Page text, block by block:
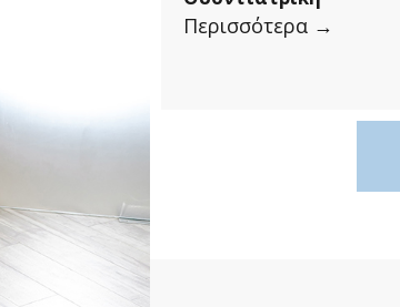
Περισσότερα →